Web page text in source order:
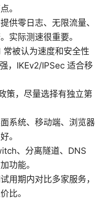
。
供零日志、无限流量、
实际测速很重要。
被认为速度和安全性
，IKEv2/IPSec 适合移
策，尽量选择有独立第
系统、移动端、浏览器
。
、分离隧道、DNS
功能。
用期内对比多家服务，
比。